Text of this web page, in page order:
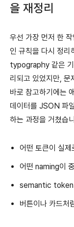
을 재정리
우선 가장 먼저 한
인 규칙을 다시 정
typography 같은 기
리되고 있었지만, 문
바로 참고하기에는
데이터를 JSON 파
하는 과정을 거쳤습
어떤 토큰이 실제
어떤 naming이
semantic token
버튼이나 카드처